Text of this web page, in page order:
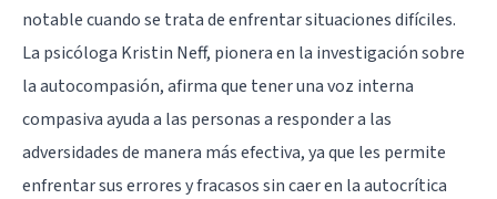
notable cuando se trata de enfrentar situaciones difíciles.
La psicóloga Kristin Neff, pionera en la investigación sobre
la autocompasión, afirma que tener una voz interna
compasiva ayuda a las personas a responder a las
adversidades de manera más efectiva, ya que les permite
enfrentar sus errores y fracasos sin caer en la autocrítica